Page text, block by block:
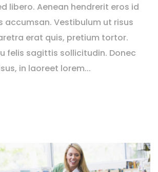
libero. Aenean hendrerit eros id
accumsan. Vestibulum ut risus
erat quis, pretium tortor.
felis sagittis sollicitudin. Donec
in laoreet lorem...